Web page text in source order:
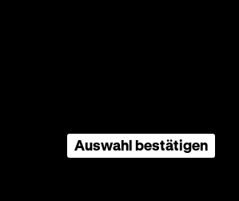
Auswahl bestätigen